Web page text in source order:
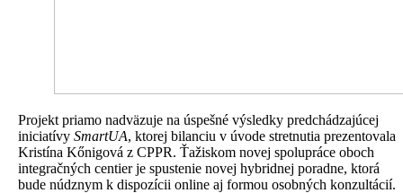
Projekt priamo nadväzuje na úspešné výsledky predchádzajúcej
iniciatívy SmartUA, ktorej bilanciu v úvode stretnutia prezentovala
Kristína Kőnigová z CPPR. Ťažiskom novej spolupráce oboch
integračných centier je spustenie novej hybridnej poradne, ktorá
bude núdznym k dispozícii online aj formou osobných konzultácií.